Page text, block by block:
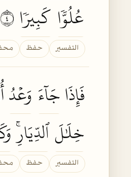
عُلُوّٗا كَبِيرٗا
التفسير حفظ
فَإِذَاجَآءَ وَعۡدُ
خِلَٰلَٱلدِّيَارِۚ
التفسير حفظ